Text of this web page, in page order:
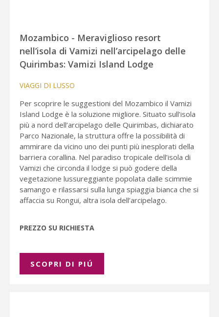
Mozambico - Meraviglioso resort
nell’isola di Vamizi nell’arcipelago delle
Quirimbas: Vamizi Island Lodge
VIAGGI DI LUSSO
Per scoprire le suggestioni del Mozambico il Vamizi
Island Lodge è la soluzione migliore. Situato sull’isola
più a nord dell’arcipelago delle Quirimbas, dichiarato
Parco Nazionale, la struttura offre la possibilità di
ammirare da vicino uno dei punti più inesplorati della
barriera corallina. Nel paradiso tropicale dell’isola di
Vamizi che circonda il lodge si può godere della
vegetazione lussureggiante popolata dalle scimmie
samango e rilassarsi sulla lunga spiaggia bianca che si
affaccia su Rongui, altra isola dell’arcipelago.
PREZZO SU RICHIESTA
SCOPRI DI PIÚ